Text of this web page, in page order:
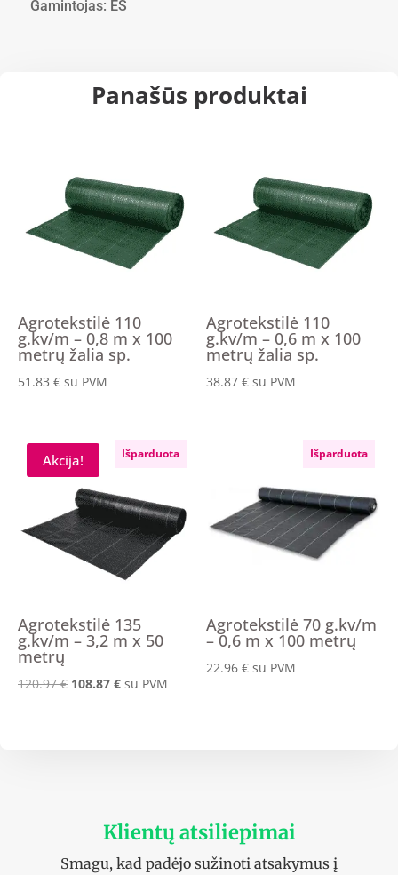
Gamintojas: ES
Panašūs produktai
Agrotekstilė 110
g.kv/m – 0,8 m x 100
metrų žalia sp.
51.83 € su PVM
Agrotekstilė 110
g.kv/m – 0,6 m x 100
metrų žalia sp.
38.87€ su PVM
Akcija! Išparduota
Agrotekstilė 135
g.kv/m – 3,2 m x 50
metrų
120.97€ Original
108.87 €Current
su PVM
Išparduota
Agrotekstilė 70 g.kv/m
– 0,6 m x 100 metrų
22.96€ su PVM
Klientų atsiliepimai
Smagu, kad padėjo sužinoti atsakymus į